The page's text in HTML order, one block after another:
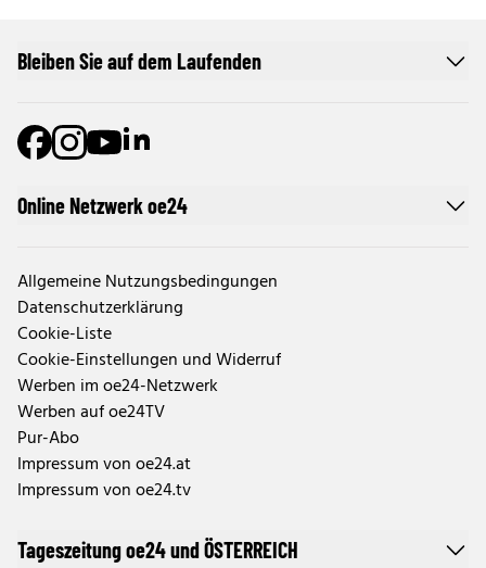
Online Netzwerk oe24
Allgemeine Nutzungsbedingungen
Datenschutzerklärung
Cookie-Liste
Cookie-Einstellungen und Widerruf
Werben im oe24-Netzwerk
Werben auf oe24TV
Pur-Abo
Impressum von oe24.at
Impressum von oe24.tv
Tageszeitung oe24 und ÖSTERREICH
Bleiben Sie auf dem Laufenden